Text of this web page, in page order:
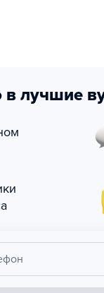
в лучшие